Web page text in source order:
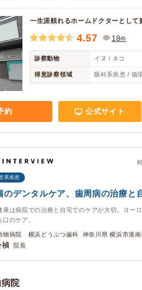
一生涯頼れるホームドクターとし
4.57 18件
診察動物 イヌ / ネコ
得意診察領域 眼科系疾患 / 循
約 公式サイト
系疾患
のデンタルケア、歯周病の治療と
康は病院での治療と自宅でのケアが大切。ヨー
のケア。
物病院 横浜どうぶつ歯科 神奈川県 横浜市港南
禎 院長
院